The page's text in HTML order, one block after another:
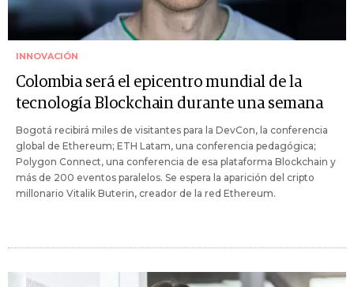
INNOVACIÓN
Colombia será el epicentro mundial de la
tecnología Blockchain durante una semana
Bogotá recibirá miles de visitantes para la DevCon, la conferencia
global de Ethereum; ETH Latam, una conferencia pedagógica;
Polygon Connect, una conferencia de esa plataforma Blockchain y
más de 200 eventos paralelos. Se espera la aparición del cripto
millonario Vitalik Buterin, creador de la red Ethereum.